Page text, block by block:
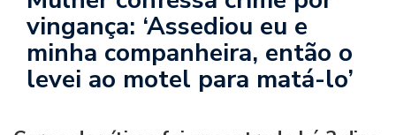
vingança: ‘Assediou eu e
minha companheira, então o
levei ao motel para matá-lo’